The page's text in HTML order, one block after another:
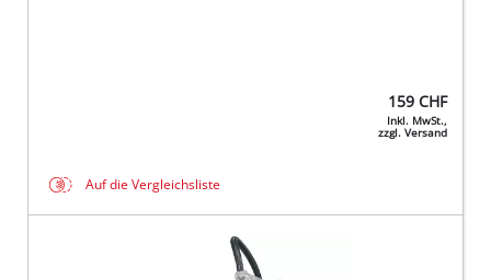
159 CHF
Inkl. MwSt.,
zzgl. Versand
Auf die Vergleichsliste